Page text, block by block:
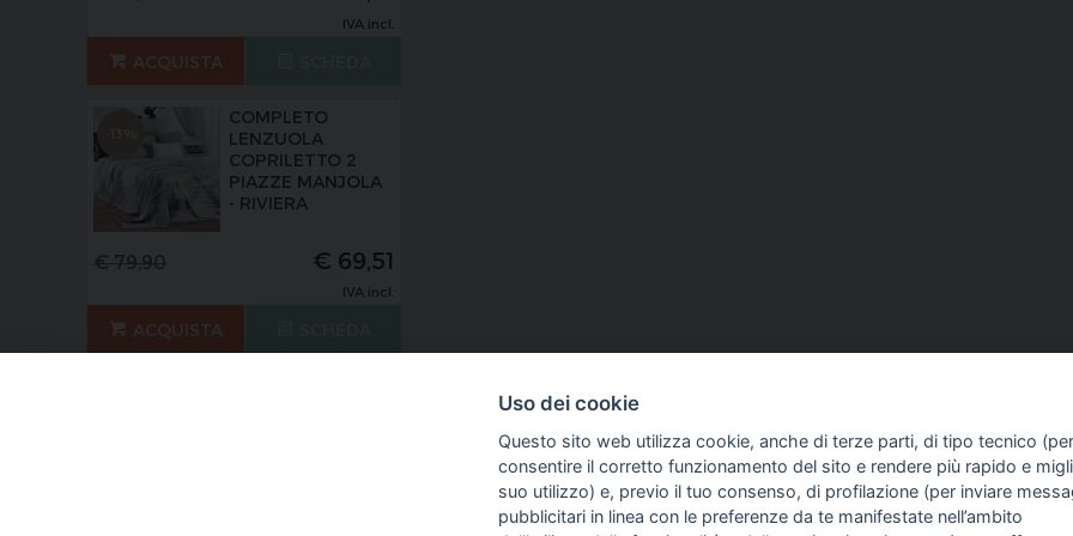
IVA incl.
ACQUISTA
COMPLETO
LENZUOLA
COPRILETTO 2
PIAZZE MANJOLA
- RIVIERA
€ 69,51
IVA incl.
ACQUISTA
Uso dei cookie
Questo sito web utilizza cookie, anche di terze parti, di tipo tecnico (per
consentire il corretto funzionamento del sito e rendere più rapido e
suo utilizzo) e, previo il tuo consenso, di profilazione (per inviare
pubblicitari in linea con le preferenze da te manifestate nell’ambito